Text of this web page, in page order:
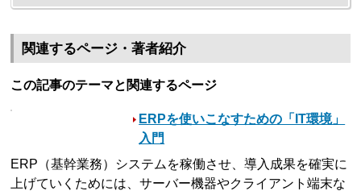
関連するページ・著者紹介
この記事のテーマと関連するページ
ERPを使いこなすための「IT環境」
入門
ERP（基幹業務）システムを稼働させ、導入成果を確実に
上げていくためには、サーバー機器やクライアント端末な